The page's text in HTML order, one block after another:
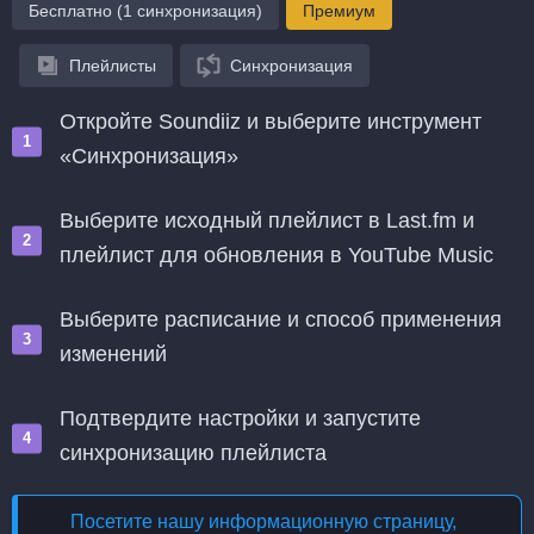
Бесплатно (1 синхронизация) Премиум
Плейлисты Синхронизация
Откройте Soundiiz и выберите инструмент
«Синхронизация»
Выберите исходный плейлист в Last.fm и
плейлист для обновления в YouTube Music
Выберите расписание и способ применения
изменений
Подтвердите настройки и запустите
синхронизацию плейлиста
Посетите нашу информационную страницу,